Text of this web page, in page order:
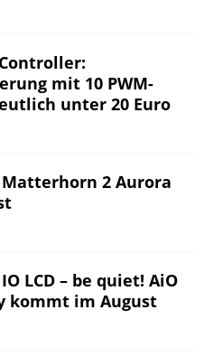
mit 10 PWM-
unter 20 Euro
2 Aurora
LCD – be quiet! AiO
kommt im August